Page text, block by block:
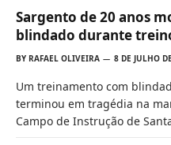
Sargento de 20 anos
blindado durante
Maria (RS)
BY RAFAEL OLIVEIRA 8 DE JULHO
Um treinamento com
terminou em tragédia na
Campo de Instrução de